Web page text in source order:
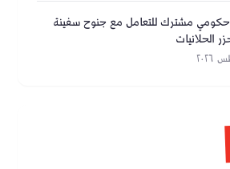
مشترك للتعامل مع جنوح سفينة
الحلانيات